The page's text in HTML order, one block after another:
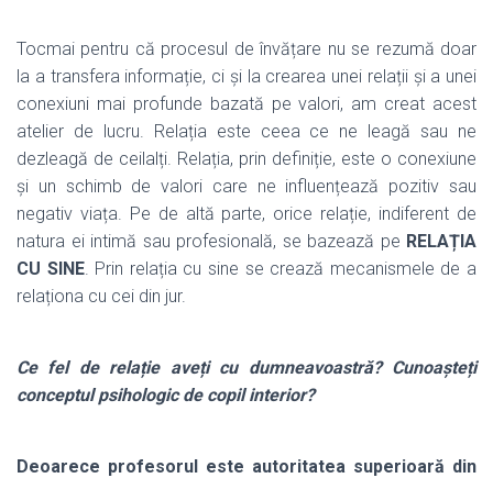
Tocmai pentru că procesul de învățare nu se rezumă doar
la a transfera informație, ci și la crearea unei relații și a unei
conexiuni mai profunde bazată pe valori, am creat acest
atelier de lucru. Relația este ceea ce ne leagă sau ne
dezleagă de ceilalți. Relația, prin definiție, este o conexiune
și un schimb de valori care ne influențează pozitiv sau
negativ viața. Pe de altă parte, orice relație, indiferent de
natura ei intimă sau profesională, se bazează pe RELAȚIA
CU SINE. Prin relația cu sine se crează mecanismele de a
relaționa cu cei din jur.
Ce fel de relație aveți cu dumneavoastră? Cunoașteți
conceptul psihologic de copil interior?
Deoarece profesorul este autoritatea superioară din